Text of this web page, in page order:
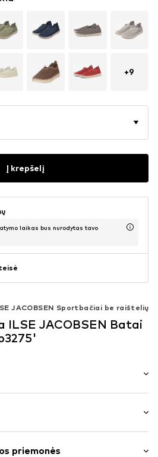
+9
Į krepšelį
laikas bus nurodytas tavo
JACOBSEN Sportbačiai be raištelių
ILSE JACOBSEN Batai
priemonės